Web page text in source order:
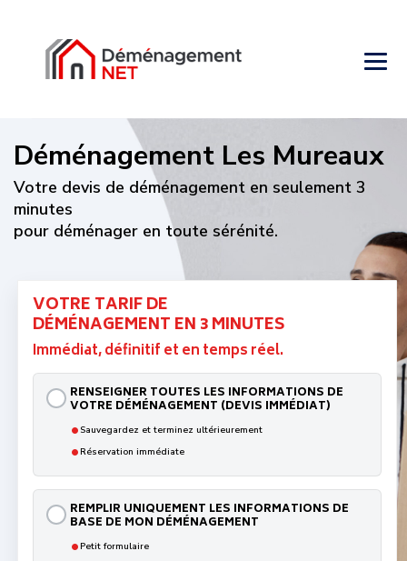
Déménagement Les Mureaux
Votre devis de déménagement en seulement 3
minutes
pour déménager en toute sérénité.
VOTRE TARIF DE
DÉMÉNAGEMENT EN 3 MINUTES
Immédiat, définitif et en temps réel.
RENSEIGNER TOUTES LES INFORMATIONS DE
VOTRE DÉMÉNAGEMENT (DEVIS IMMÉDIAT)
• Sauvegardez et terminez ultérieurement
•Réservation immédiate
REMPLIR UNIQUEMENT LES INFORMATIONS DE
BASE DE MON DÉMÉNAGEMENT
•Petit formulaire